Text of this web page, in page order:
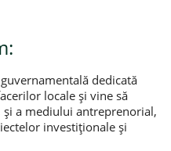
dedicată
locale și vine să
și a mediului antreprenorial,
investiționale și